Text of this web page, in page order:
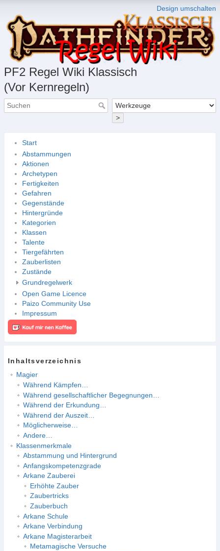
Design umschalten
PF2 Regel Wiki Klassisch
(Vor Kernregeln)
>
Start
Abstammungen
Aktionen
Archetypen
Fertigkeiten
Gefahren
Gegenstände
Hintergründe
Kategorien
Klassen
Talente
Tiergefährten
Zauberlisten
Zustände
Grundregelwerk
Open Game Licence
Paizo Community Use
Impressum
Inhaltsverzeichnis
Magier
Während Kämpfen…
Während gesellschaftlicher Begegnungen…
Während der Erkundung…
Während der Auszeit…
Möglicherweise…
Andere…
Klassenmerkmale
Abstammung und Hintergrund
Anfangskompetenzgrade
Arkane Zauberei
Erhöhte Zauber
Zaubertricks
Zauberbuch
Arkane Schule
Arkane Verbindung
Arkane Magisterarbeit
Metamagische Versuche